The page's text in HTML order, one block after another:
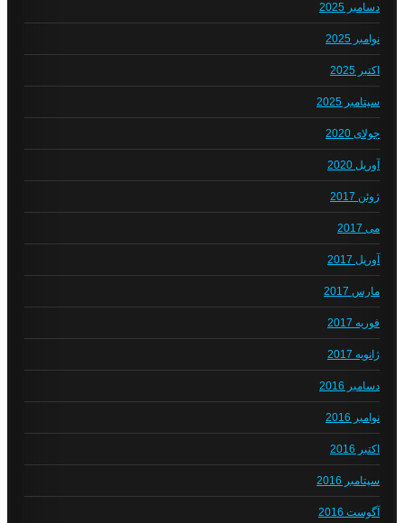
دسامبر 2025
نوامبر 2025
اکتبر 2025
سپتامبر 2025
جولای 2020
آوریل 2020
ژوئن 2017
می 2017
آوریل 2017
مارس 2017
فوریه 2017
ژانویه 2017
دسامبر 2016
نوامبر 2016
اکتبر 2016
سپتامبر 2016
آگوست 2016